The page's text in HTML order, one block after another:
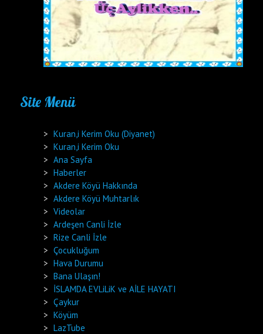
Site Menü
Kuran,i Kerim Oku (Diyanet)
Kuran,i Kerim Oku
Ana Sayfa
Haberler
Akdere Köyü Hakkında
Akdere Köyü Muhtarlık
Videolar
Ardeşen Canli İzle
Rize Canli İzle
Çocukluğum
Hava Durumu
Bana Ulaşın!
İSLAMDA EVLiLiK ve AİLE HAYATI
Çaykur
Köyüm
LazTube